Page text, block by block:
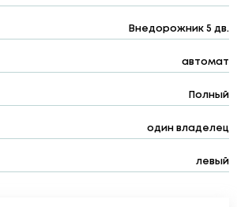
Внедорожник 5 дв.
автомат
Полный
один владелец
левый